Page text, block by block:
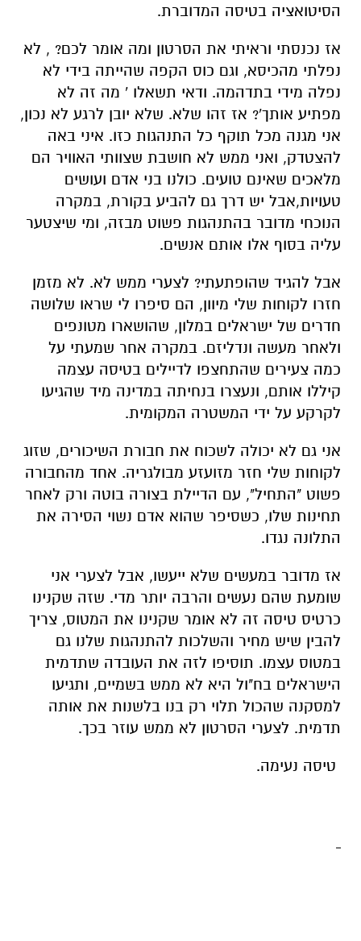
הסיטואציה בטיסה המדוברת.
אז נכנסתי וראיתי את הסרטון ומה אומר לכם? , לא
נפלתי מהכיסא, וגם כוס הקפה שהייתה בידי לא
נפלה מידי בתדהמה. ודאי תשאלו ' מה זה לא
מפתיע אותך'? אז זהו שלא. שלא יובן לרגע לא נכון,
אני מגנה מכל תוקף כל התנהגות כזו. איני באה
להצטדק, ואני ממש לא חושבת שצוותי האוויר הם
מלאכים שאינם טועים. כולנו בני אדם ועושים
טעויות,אבל יש דרך גם להביע בקורת, במקרה
הנוכחי מדובר בהתנהגות פשוט מבזה, ומי שיצטער
עליה בסוף אלו אותם אנשים.
אבל להגיד שהופתעתי? לצערי ממש לא. לא מזמן
חזרו לקוחות שלי מיוון, הם סיפרו לי שראו שלושה
חדרים של ישראלים במלון, שהושארו מטונפים
ולאחר מעשה ונדליזם. במקרה אחר שמעתי על
כמה צעירים שהתחצפו לדיילים בטיסה עצמה
קיללו אותם, ונעצרו בנחיתה במדינה מיד שהגיעו
לקרקע על ידי המשטרה המקומית.
אני גם לא יכולה לשכוח את חבורת השיכורים, שזוג
לקוחות שלי חזר מזועזע מבולגריה. אחד מהחבורה
פשוט "התחיל", עם הדיילת בצורה בוטה ורק לאחר
תחינות שלו, כשסיפר שהוא אדם נשוי הסירה את
התלונה נגדו.
אז מדובר במעשים שלא ייעשו, אבל לצערי אני
שומעת שהם נעשים והרבה יותר מדי. שזה שקנינו
כרטיס טיסה זה לא אומר שקנינו את המטוס, צריך
להבין שיש מחיר והשלכות להתנהגות שלנו גם
במטוס עצמו. תוסיפו לזה את העובדה שתדמית
הישראלים בח"ול היא לא ממש בשמיים, ותגיעו
למסקנה שהכול תלוי רק בנו בלשנות את אותה
תדמית. לצערי הסרטון לא ממש עוזר בכך.
טיסה נעימה.